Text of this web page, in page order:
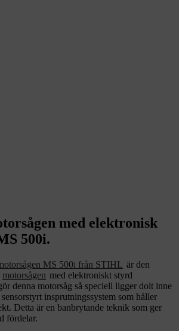
med elektronisk
500i.
MS 500i från STIHL är den
motorsågen med elektroniskt styrd
denna motorsåg så speciell ligger dolt inne
insprutningssystem som håller
Detta är en banbrytande teknik som ger
fördelar.